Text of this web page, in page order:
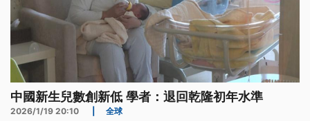
中國新生兒數創新低 學者：退回乾隆初年水準
2026/1/19 20:10 全球